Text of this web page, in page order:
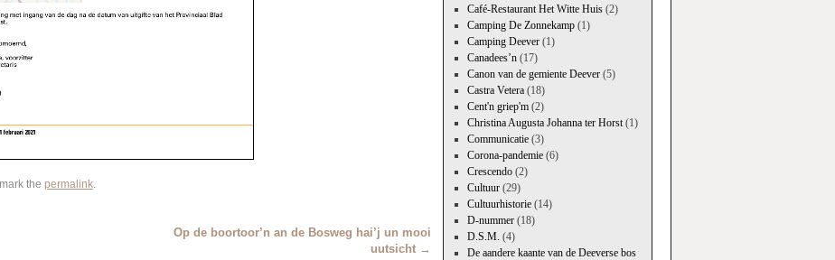
the permalink.
Op de boortoor’n an de Bosweg hai’j un mooi
uutsicht →
Café-Restaurant Het Witte Huis(2)
Camping De Zonnekamp(1)
Camping Deever(1)
Canadees’n(17)
Canon van de gemiente Deever(5)
Castra Vetera(18)
Cent'n griep'm(2)
Christina Augusta Johanna ter Horst(1)
Communicatie(3)
Corona-pandemie(6)
Crescendo(2)
Cultuur(29)
Cultuurhistorie(14)
D-nummer(18)
D.S.M. (4)
De aandere kaante van de Deeverse bos